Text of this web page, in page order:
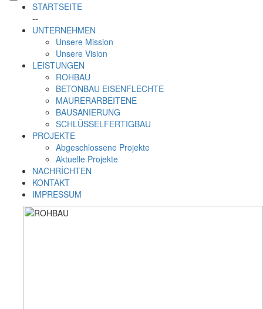
STARTSEITE
--
UNTERNEHMEN
Unsere Mission
Unsere Vision
LEISTUNGEN
ROHBAU
BETONBAU EISENFLECHTE
MAURERARBEITENE
BAUSANIERUNG
SCHLÜSSELFERTIGBAU
PROJEKTE
Abgeschlossene Projekte
Aktuelle Projekte
NACHRİCHTEN
KONTAKT
IMPRESSUM